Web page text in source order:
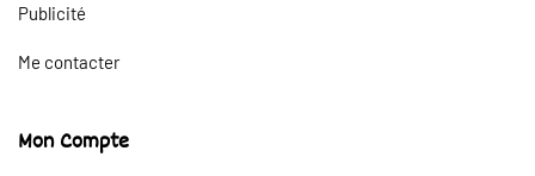
Publicité
Me contacter
Mon Compte